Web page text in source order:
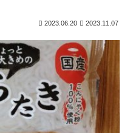
2023.06.20 2023.11.07